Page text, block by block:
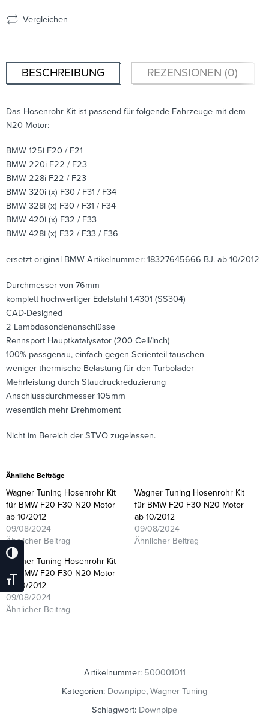
Umschalten Auf Hohe Kontraste
Schrift Vergrößern
Vergleichen
BESCHREIBUNG REZENSIONEN (0)
Das Hosenrohr Kit ist passend für folgende Fahrzeuge mit dem
N20 Motor:
BMW 125i F20 / F21
BMW 220i F22 / F23
BMW 228i F22 / F23
BMW 320i (x) F30 / F31 / F34
BMW 328i (x) F30 / F31 / F34
BMW 420i (x) F32 / F33
BMW 428i (x) F32 / F33 / F36
ersetzt original BMW Artikelnummer: 18327645666 BJ. ab 10/2012
Durchmesser von 76mm
komplett hochwertiger Edelstahl 1.4301 (SS304)
CAD-Designed
2 Lambdasondenanschlüsse
Rennsport Hauptkatalysator (200 Cell/inch)
100% passgenau, einfach gegen Serienteil tauschen
weniger thermische Belastung für den Turbolader
Mehrleistung durch Staudruckreduzierung
Anschlussdurchmesser 105mm
wesentlich mehr Drehmoment
Nicht im Bereich der STVO zugelassen.
Ähnliche Beiträge
Wagner Tuning Hosenrohr Kit
für BMW F20 F30 N20 Motor
ab 10/2012
09/08/2024
Ähnlicher Beitrag
Wagner Tuning Hosenrohr Kit
für BMW F20 F30 N20 Motor
ab 10/2012
09/08/2024
Ähnlicher Beitrag
Wagner Tuning Hosenrohr Kit
für BMW F20 F30 N20 Motor
ab 10/2012
09/08/2024
Ähnlicher Beitrag
Artikelnummer: 500001011
Kategorien: Downpipe, Wagner Tuning
Schlagwort: Downpipe